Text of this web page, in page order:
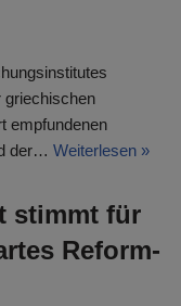
griechischen
empfundenen
der… Weiterlesen »
stimmt für
Reform-